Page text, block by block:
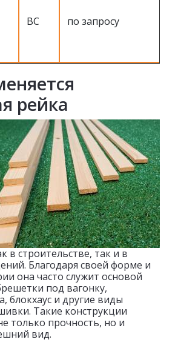
ВС по запросу
рейка
в строительстве, так и в
Благодаря своей форме и
она часто служит основой
под вагонку,
блокхаус и другие виды
Такие конструкции
только прочность, но и
вид.